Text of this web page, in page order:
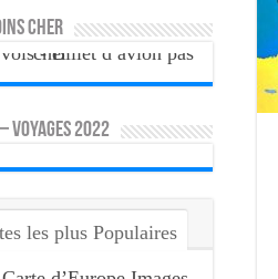
cher
VOYAGES 2022
les plus Populaires